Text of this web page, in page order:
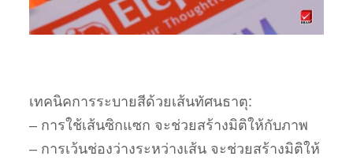
เทคนิคการระบายสีด้วยเส้นทัศนธาตุ:
– การใช้เส้นซิกแซก จะช่วยสร้างมิติให้กับภาพ
– การเว้นช่องว่างระหว่างเส้น จะช่วยสร้างมิติให้